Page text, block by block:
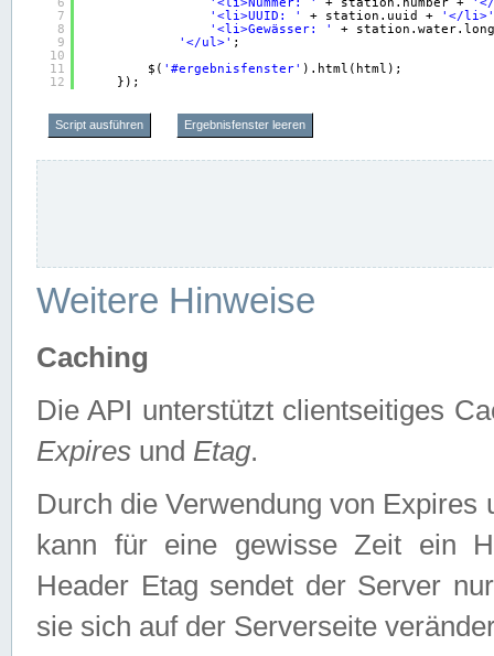
7
8
9
10
11
12
'<li>UUID: '
+ station.uuid +
'</li>'
'<li>Gewässer: '
+
'</ul>' ;
$( '#ergebnisfenster' ).html(html);
});
Script ausführen Ergebnisfenster leeren
Weitere Hinweise
Caching
Die API unterstützt clientseitiges
Expires und Etag.
Durch die Verwendung von
kann für eine gewisse Zeit ein
Header Etag sendet der Server
sie sich auf der Serverseite